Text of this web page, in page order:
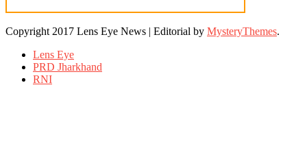
Copyright 2017 Lens Eye News | Editorial by MysteryThemes.
Lens Eye
PRD Jharkhand
RNI